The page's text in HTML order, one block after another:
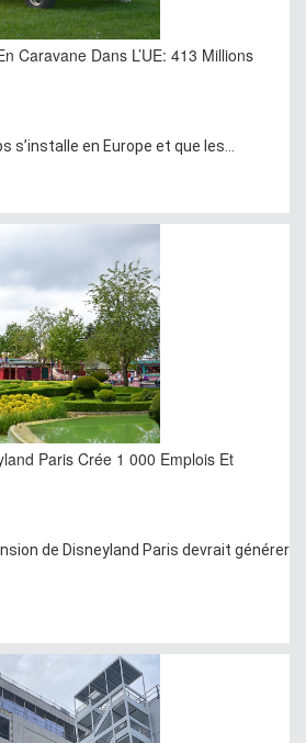
Caravane Dans L’UE: 413 Millions
s’installe en Europe et que les...
Paris Crée 1 000 Emplois Et
de Disneyland Paris devrait générer